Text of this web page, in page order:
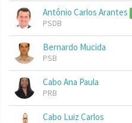
Antônio Carlos Arantes
PSDB
Bernardo Mucida
PSB
Cabo Ana Paula
PRB
Cabo Luiz Carlos